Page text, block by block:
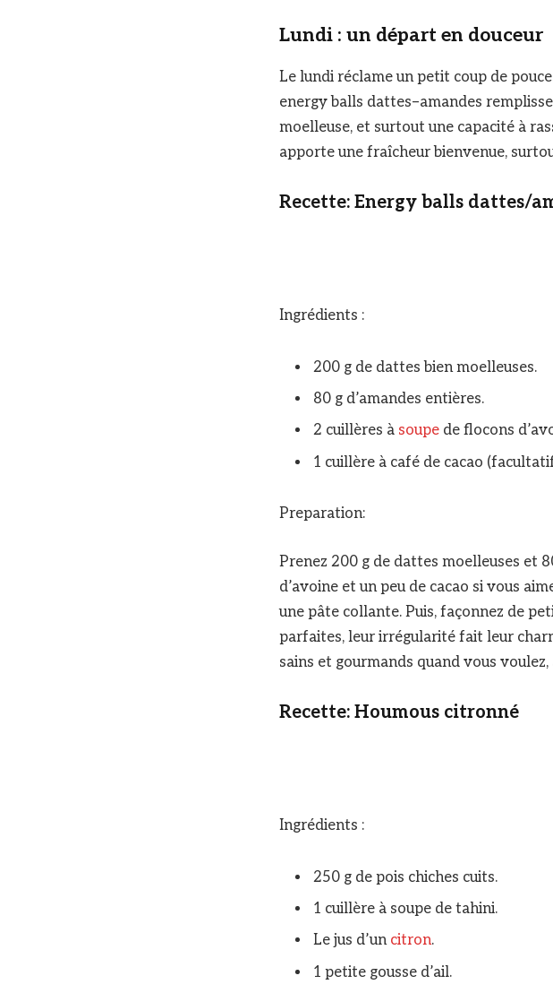
Lundi : un départ en douceur
Le lundi réclame un petit coup de
energy balls dattes–amandes
moelleuse, et surtout une capacité à
apporte une fraîcheur bienvenue,
Recette: Energy balls dattes/
Ingrédients :
200 g de dattes bien moelleuses.
80 g d’amandes entières.
2 cuillères à soupe de flocons
1 cuillère à café de cacao
Preparation:
Prenez 200 g de dattes moelleuses et
d’avoine et un peu de cacao si vous
une pâte collante. Puis, façonnez de
parfaites, leur irrégularité fait leur
sains et gourmands quand vous voulez,
Recette: Houmous citronné
Ingrédients :
250 g de pois chiches cuits.
1 cuillère à soupe de tahini.
Le jus d’un citron.
1 petite gousse d’ail.